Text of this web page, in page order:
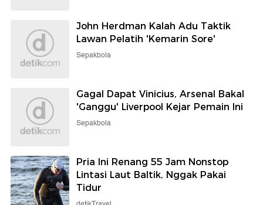
John Herdman Kalah Adu Taktik
Lawan Pelatih 'Kemarin Sore'
Sepakbola
Gagal Dapat Vinicius, Arsenal Bakal
'Ganggu' Liverpool Kejar Pemain Ini
Sepakbola
Pria Ini Renang 55 Jam Nonstop
Lintasi Laut Baltik, Nggak Pakai
Tidur